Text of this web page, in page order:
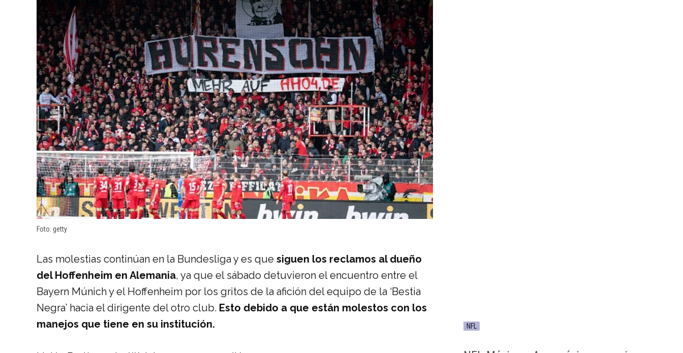
Foto: getty
Las molestias continúan en la Bundesliga y es que siguen los reclamos al dueño
del Hoffenheim en Alemania, ya que el sábado detuvieron el encuentro entre el
Bayern Múnich y el Hoffenheim por los gritos de la afición del equipo de la ‘Bestia
Negra’ hacia el dirigente del otro club. Esto debido a que están molestos con los
manejos que tiene en su institución.
NFL